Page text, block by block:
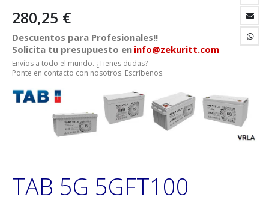
280,25 €
Descuentos para Profesionales!!
Solicita tu presupuesto en info@zekuritt.com
Envíos a todo el mundo. ¿Tienes dudas?
Ponte en contacto con nosotros. Escríbenos.
TAB 5G 5GFT100